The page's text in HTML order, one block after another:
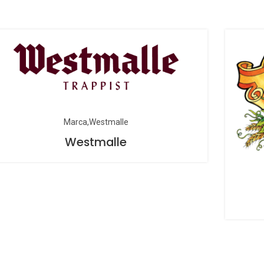
de un sabor prolongado y con un carácter
Coruña, una selección de maltas Pilsen y tostadas y
Cerveza
una
mezcla
Marca Westmalle
Westmalle